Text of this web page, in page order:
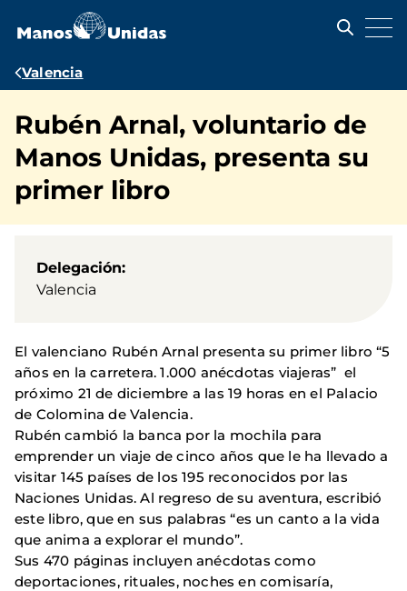
contenido
Ruta
navegación
Valencia
Rubén Arnal, voluntario de
Manos Unidas, presenta su
primer libro
Delegación
Valencia
El valenciano Rubén Arnal presenta su primer libro “5
años en la carretera. 1.000 anécdotas viajeras” el
próximo 21 de diciembre a las 19 horas en el Palacio
de Colomina de Valencia.
Rubén cambió la banca por la mochila para
emprender un viaje de cinco años que le ha llevado a
visitar 145 países de los 195 reconocidos por las
Naciones Unidas. Al regreso de su aventura, escribió
este libro, que en sus palabras “es un canto a la vida
que anima a explorar el mundo”.
Sus 470 páginas incluyen anécdotas como
deportaciones, rituales, noches en comisaría,